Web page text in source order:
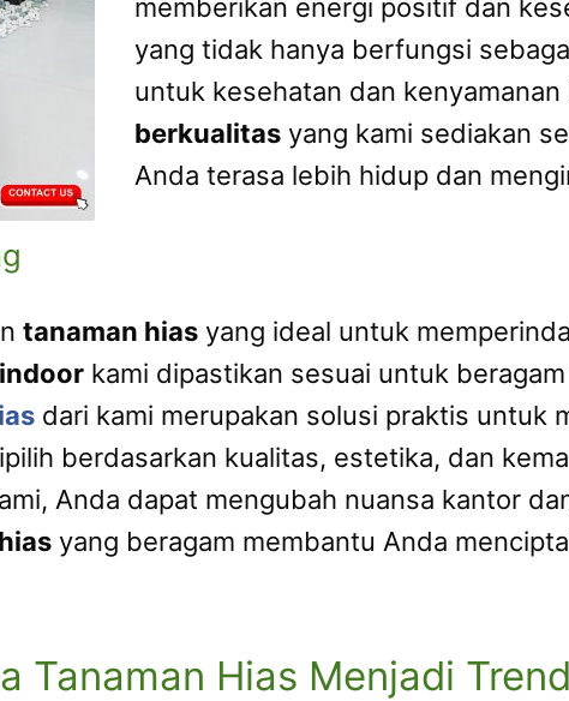
memberikan energi positif dan
yang tidak hanya berfungsi
untuk kesehatan dan
berkualitas yang kami sediakan
Anda terasa lebih hidup dan
tanaman hias yang ideal untuk
kami dipastikan sesuai untuk
dari kami merupakan solusi praktis untuk
berdasarkan kualitas, estetika, dan
Anda dapat mengubah nuansa kantor
yang beragam membantu Anda
Tanaman Hias Menjadi